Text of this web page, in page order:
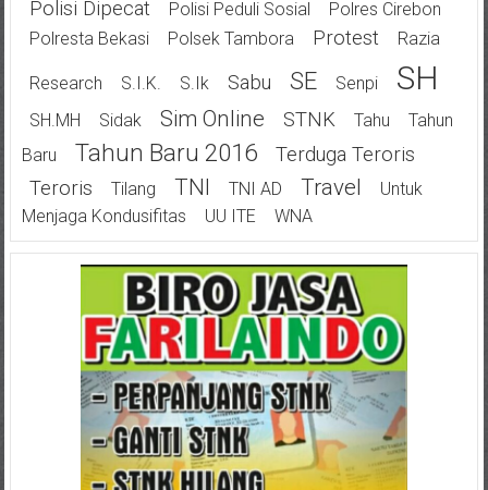
Polisi Dipecat Polisi Peduli Sosial
Polres Cirebon
Polresta Bekasi
Polsek Tambora Protest Razia
Research S.I.K. S.Ik Sabu SE Senpi SH
SH.MH Sidak Sim Online STNK Tahu
Tahun
Baru
Tahun Baru 2016
Terduga Teroris
Teroris
Tilang TNI TNI AD Travel
Untuk
Menjaga Kondusifitas
UU ITE WNA